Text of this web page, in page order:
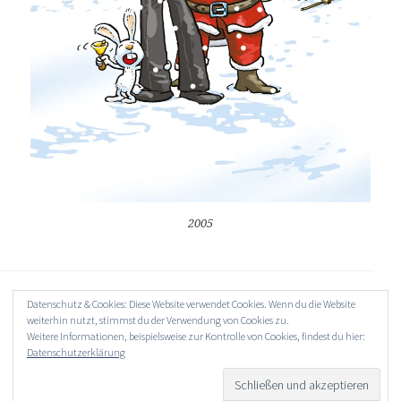
2005
CABACACABACA
Datenschutz & Cookies: Diese Website verwendet Cookies. Wenn du die Website
weiterhin nutzt, stimmst du der Verwendung von Cookies zu.
Weitere Informationen, beispielsweise zur Kontrolle von Cookies, findest du hier:
Datenschutzerklärung